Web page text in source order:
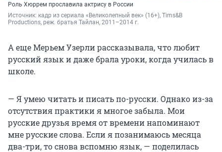
Роль Хюррем прославила актрису в России
Источник: кадр из сериала «Великолепный век» (16+), Tims&B
Productions, реж. братья Тайлан, 2011–2014 г.
А еще Мерьем Узерли рассказывала, что любит
русский язык и даже брала уроки, когда училась в
школе.
— Я умею читать и писать по-русски. Однако из-за
отсутствия практики я многое забыла. Мои
русские друзья время от времени напоминают
мне русские слова. Если я позанимаюсь месяца
два-три, то снова вспомню язык, — поделилась